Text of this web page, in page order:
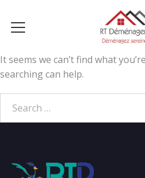
It seems we can’t find what
searching can help.